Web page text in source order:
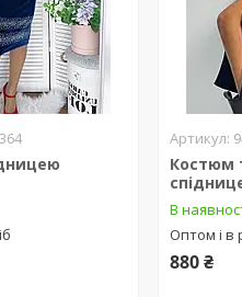
Костюм
В
Оптом і в
880 ₴